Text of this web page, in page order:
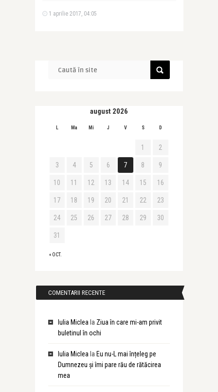
1 aprilie 2017, 04:05
august 2026
L Ma Mi J V S D
« OCT.
1 2
3 4 5 6 7 8 9
10 11 12 13 14 15 16
17 18 19 20 21 22 23
24 25 26 27 28 29 30
31
COMENTARII RECENTE
Iulia Miclea la Ziua în care mi-am privit
buletinul în ochi
Iulia Miclea la Eu nu-L mai înțeleg pe
Dumnezeu și îmi pare rău de rătăcirea
mea